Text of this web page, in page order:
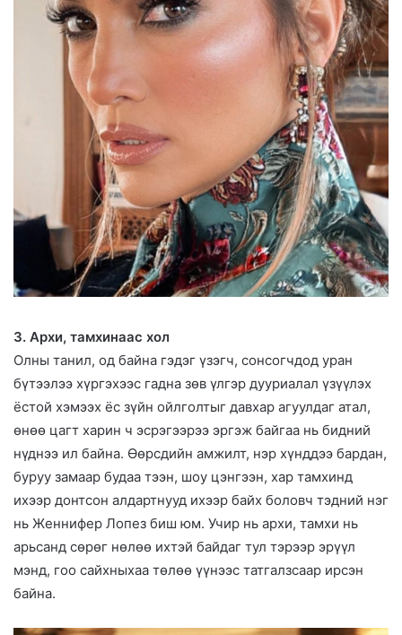
3. Архи, тамхинаас хол
Олны танил, од байна гэдэг үзэгч, сонсогчдод уран
бүтээлээ хүргэхээс гадна зөв үлгэр дууриалал үзүүлэх
ёстой хэмээх ёс зүйн ойлголтыг давхар агуулдаг атал,
өнөө цагт харин ч эсрэгээрээ эргэж байгаа нь бидний
нүднээ ил байна. Өөрсдийн амжилт, нэр хүнддээ бардан,
буруу замаар будаа тээн, шоу цэнгээн, хар тамхинд
ихээр донтсон алдартнууд ихээр байх боловч тэдний нэг
нь Женнифер Лопез биш юм. Учир нь архи, тамхи нь
арьсанд сөрөг нөлөө ихтэй байдаг тул тэрээр эрүүл
мэнд, гоо сайхныхаа төлөө үүнээс татгалзсаар ирсэн
байна.